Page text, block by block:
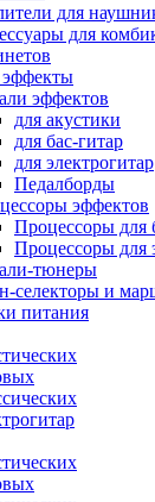
для
для
эффектов
для акустики
для бас-гитар
для электрогитар
Педалборды
эффектов
Процессоры для
Процессоры для
тюнеры
селекторы и
питания